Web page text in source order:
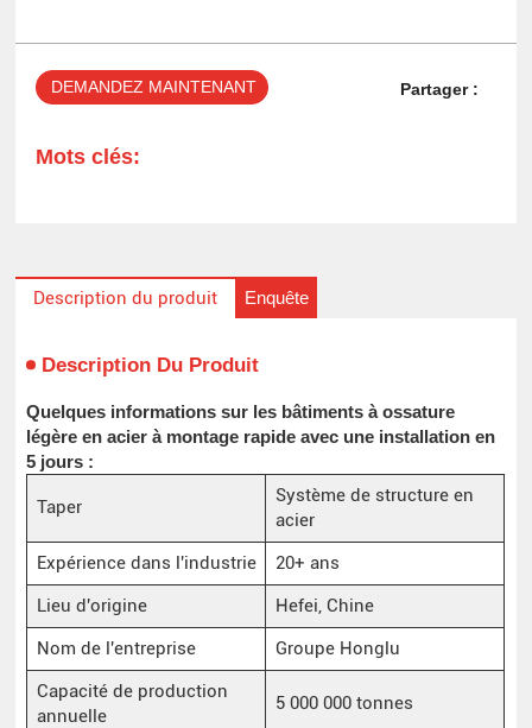
DEMANDEZ MAINTENANT Partager :
Mots clés:
Description du produit Enquête
Description Du Produit
Quelques informations sur les bâtiments à ossature
légère en acier à montage rapide avec une installation en
5 jours :
Taper
Système de structure en
acier
Expérience dans l'industrie
20+ ans
Lieu d'origine
Hefei, Chine
Nom de l'entreprise
Groupe Honglu
Capacité de production
annuelle
5 000 000 tonnes